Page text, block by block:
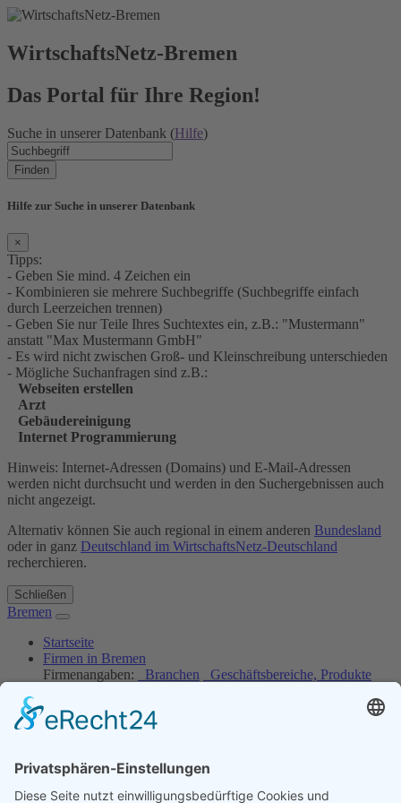
WirtschaftsNetz-Bremen
Das Portal für Ihre Region!
Suche in unserer Datenbank (Hilfe)
Finden
Hilfe zur Suche in unserer Datenbank
×
Tipps:
- Geben Sie mind. 4 Zeichen ein
- Kombinieren sie mehrere Suchbegriffe (Suchbegriffe einfach
durch Leerzeichen trennen)
- Geben Sie nur Teile Ihres Suchtextes ein, z.B.: "Mustermann"
anstatt "Max Mustermann GmbH"
- Es wird nicht zwischen Groß- und Kleinschreibung unterschieden
- Mögliche Suchanfragen sind z.B.:
Webseiten erstellen
Arzt
Gebäudereinigung
Internet Programmierung
Hinweis: Internet-Adressen (Domains) und E-Mail-Adressen
werden nicht durchsucht und werden in den Suchergebnissen auch
nicht angezeigt.
Alternativ können Sie auch regional in einem anderen Bundesland
oder in ganz Deutschland im WirtschaftsNetz-Deutschland
recherchieren.
Schließen
Bremen
Startseite
Firmen in Bremen
Firmenangaben:
Branchen
Geschäftsbereiche, Produkte
Verzeichnisse:
Orte in Bremen
Job-Angebote
Ihre Werbung
Kontakt / Impressum